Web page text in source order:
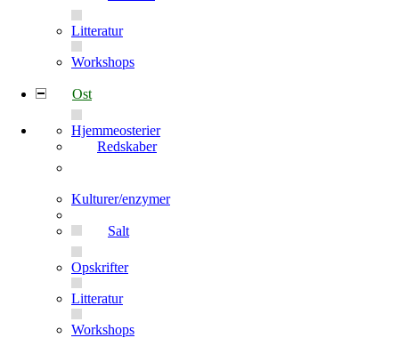
Litteratur
Workshops
Ost
Hjemmeosterier
Redskaber
Kulturer/enzymer
Salt
Opskrifter
Litteratur
Workshops